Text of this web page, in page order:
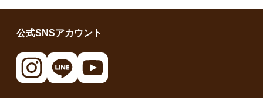
公式SNSアカウント